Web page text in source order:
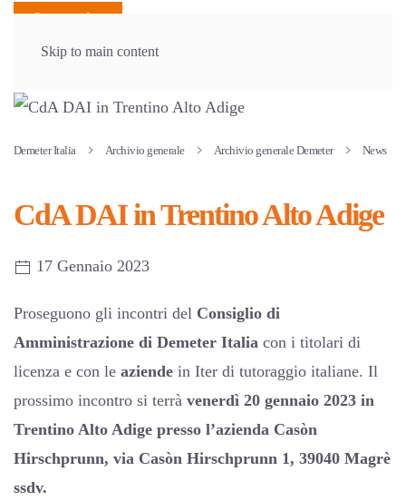
Skip to main content
Demeter Italia Archivio generale Archivio generale Demeter News
CdA DAI in Trentino Alto Adige
17 Gennaio 2023
Proseguono gli incontri del Consiglio di
Amministrazione di Demeter Italia con i titolari di
licenza e con le aziende in Iter di tutoraggio italiane. Il
prossimo incontro si terrà venerdì 20 gennaio 2023 in
Trentino Alto Adige presso l’azienda Casòn
Hirschprunn, via Casòn Hirschprunn 1, 39040 Magrè
ssdv.